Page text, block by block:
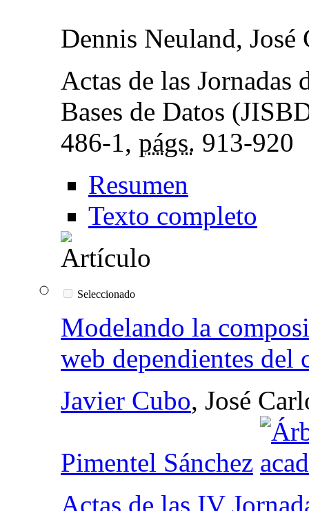
Dennis Neuland, José
Actas de las
Bases de Datos
486-1, págs. 913-920
Resumen
Texto completo
Seleccionado
Modelando la
web dependientes del
Javier Cubo, José
Pimentel Sánchez
Actas de las IV